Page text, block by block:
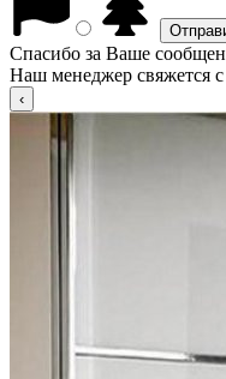
Спасибо за Ваше
Наш менеджер свяжется